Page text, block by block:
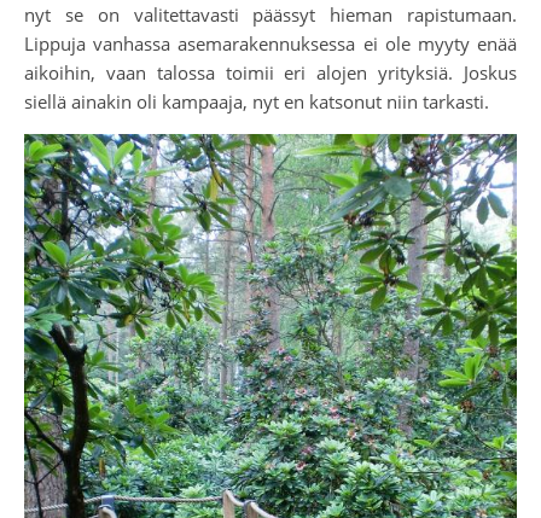
nyt se on valitettavasti päässyt hieman rapistumaan.
Lippuja vanhassa asemarakennuksessa ei ole myyty enää
aikoihin, vaan talossa toimii eri alojen yrityksiä. Joskus
siellä ainakin oli kampaaja, nyt en katsonut niin tarkasti.